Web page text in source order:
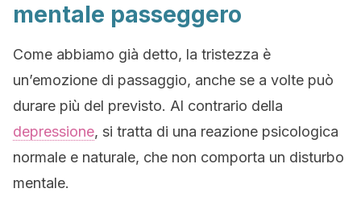
mentale passeggero
Come abbiamo già detto, la tristezza è
un’emozione di passaggio, anche se a volte può
durare più del previsto. Al contrario della
depressione, si tratta di una reazione psicologica
normale e naturale, che non comporta un disturbo
mentale.